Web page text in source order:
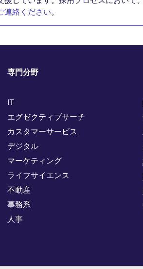
連絡ください。
専門分野
IT
エグゼクティブサーチ
カスタマーサービス
デジタル
マーケティング
ライフサイエンス
不動産
事務系
人事